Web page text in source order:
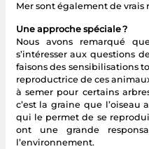
Mer sont également de vrais
Une approche spéciale ?
Nous avons remarqué
s’intéresser aux questions
faisons des sensibilisations
reproductrice de ces
à semer pour certains
c’est la graine que l’oiseau
qui le permet de se
ont une grande
l’environnement.